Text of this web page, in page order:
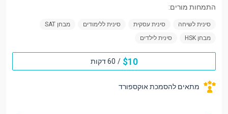
התמחות מורים:
סינית לשיחה סינית עסקית סינית ללימודים
מבחן SAT
מבחן HSK
סינית לילדים
10
$
/ 60 דקות
מתאים להסמכת אוקספורד